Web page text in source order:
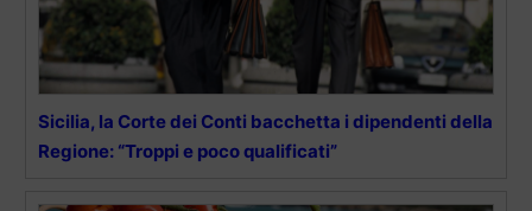
Sicilia, la Corte dei Conti bacchetta i dipendenti della
Regione: “Troppi e poco qualificati”